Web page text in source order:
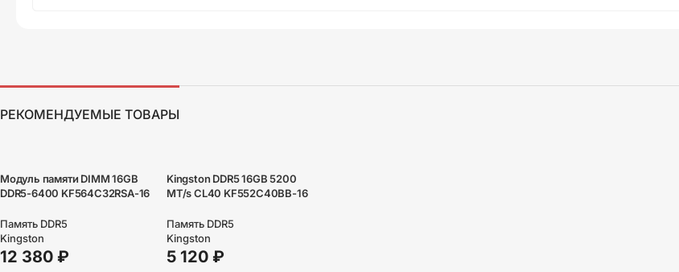
РЕКОМЕНДУЕМЫЕ ТОВАРЫ
Модуль памяти DIMM 16GB
DDR5-6400 KF564C32RSA-16
Память DDR5
Kingston
12 380 ₽
Kingston DDR5 16GB 5200
MT/s CL40 KF552C40BB-16
Память DDR5
Kingston
5 120 ₽